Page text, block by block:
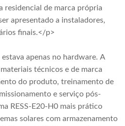
residencial de marca própria
apresentado a instaladores,
finais.</p>
apenas no hardware. A
técnicos e de marca
do produto, treinamento de
e serviço pós-
RESS-E20-H0 mais prático
solares com armazenamento